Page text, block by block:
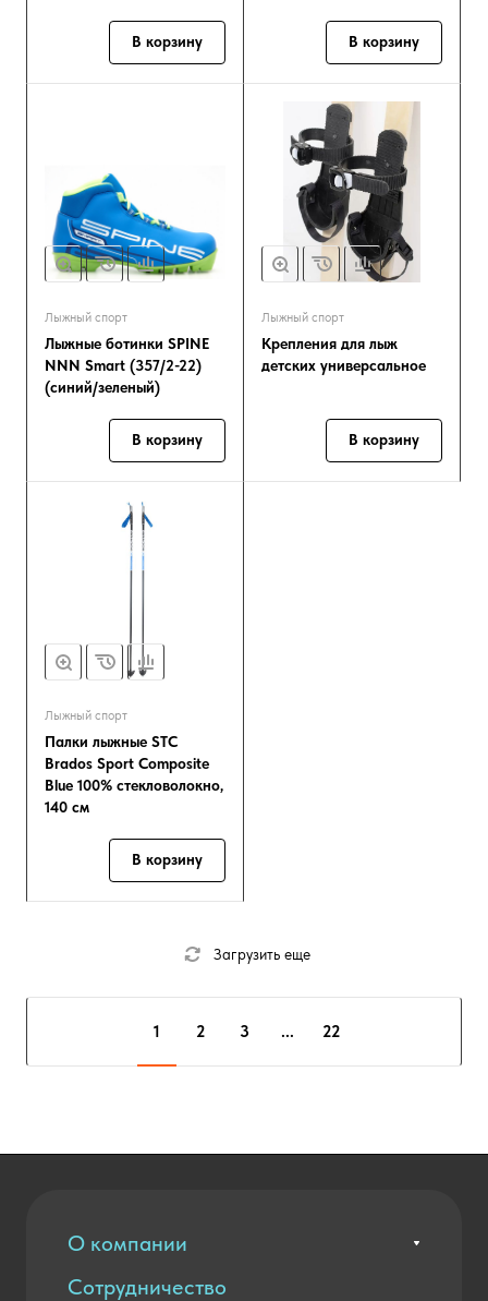
В корзину В корзину
Лыжный спорт
Лыжные ботинки SPINE
NNN Smart (357/2-22)
(синий/зеленый)
В корзину
Лыжный спорт
Крепления для лыж
детских универсальное
В корзину
Лыжный спорт
Палки лыжные STC
Brados Sport Composite
Blue 100% стекловолокно,
140 см
В корзину
Загрузить еще
1 2 3 ... 22
О компании
Вакансии
Сотрудничество